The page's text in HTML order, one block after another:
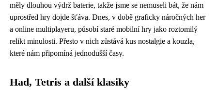
měly dlouhou výdrž baterie, takže jsme se nemuseli bát, že nám
uprostřed hry dojde šťáva. Dnes, v době graficky náročných her
a online multiplayeru, působí staré mobilní hry jako roztomilý
relikt minulosti. Přesto v nich zůstává kus nostalgie a kouzla,
které nám připomíná jednodušší časy.
Had, Tetris a další klasiky